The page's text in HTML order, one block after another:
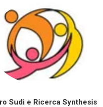
Sudi e Ricerca Synthesis